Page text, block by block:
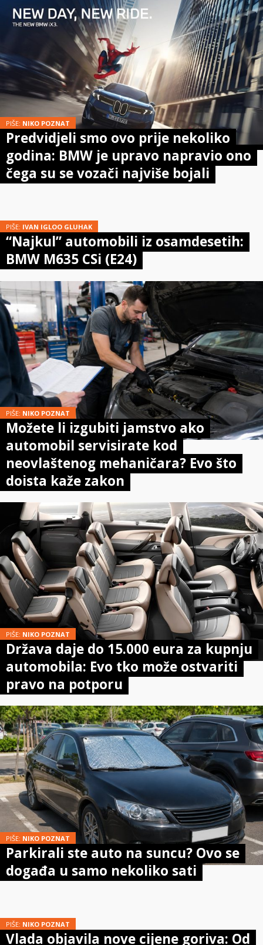
PIŠE: NIKO POZNAT
Predvidjeli smo ovo prije nekoliko
godina: BMW je upravo napravio ono
čega su se vozači najviše bojali
PIŠE: IVAN IGLOO GLUHAK
“Najkul” automobili iz osamdesetih:
BMW M635 CSi (E24)
PIŠE: NIKO POZNAT
Možete li izgubiti jamstvo ako
automobil servisirate kod
neovlaštenog mehaničara? Evo što
doista kaže zakon
PIŠE: NIKO POZNAT
Država daje do 15.000 eura za kupnju
automobila: Evo tko može ostvariti
pravo na potporu
PIŠE: NIKO POZNAT
Parkirali ste auto na suncu? Ovo se
događa u samo nekoliko sati
PIŠE: NIKO POZNAT
Vlada objavila nove cijene goriva: Od